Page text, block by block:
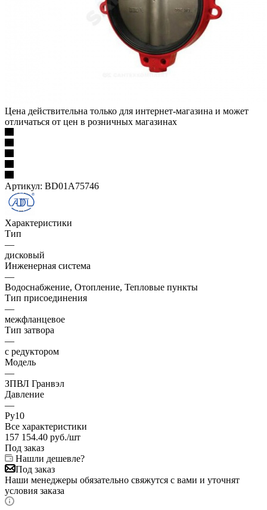
Цена действительна только для интернет-магазина и может
отличаться от цен в розничных магазинах
Артикул: BD01A75746
Характеристики
Тип
—
дисковый
Инженерная система
—
Водоснабжение, Отопление, Тепловые пункты
Тип присоединения
—
межфланцевое
Тип затвора
—
с редуктором
Модель
—
ЗПВЛ Гранвэл
Давление
—
Ру10
Все характеристики
157 154.40 руб./шт
Под заказ
Нашли дешевле?
Под заказ
Наши менеджеры обязательно свяжутся с вами и уточнят
условия заказа